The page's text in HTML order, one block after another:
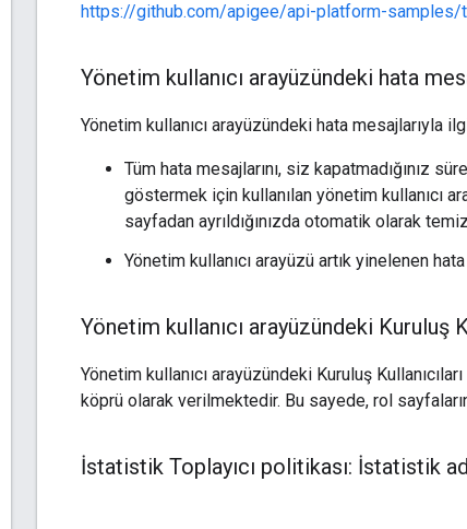
https://github.com/apigee/api-platform-
Yönetim kullanıcı arayüzündeki hata
Yönetim kullanıcı arayüzündeki hata mesajlarıyla
Tüm hata mesajlarını, siz kapatmadığınız
göstermek için kullanılan yönetim kullanıcı
sayfadan ayrıldığınızda otomatik olarak
Yönetim kullanıcı arayüzü artık yinelenen
Yönetim kullanıcı arayüzündeki Kuruluş
Yönetim kullanıcı arayüzündeki Kuruluş
köprü olarak verilmektedir. Bu sayede, rol
İstatistik Toplayıcı politikası: İstatistik